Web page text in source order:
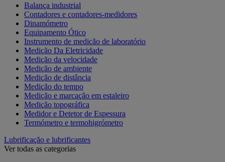
Balança industrial
Contadores e contadores-medidores
Dinamómetro
Equipamento Ótico
Instrumento de medição de laboratório
Medição Da Eletricidade
Medição da velocidade
Medição de ambiente
Medição de distância
Medição do tempo
Medição e marcação em estaleiro
Medição topográfica
Medidor e Detetor de Espessura
Termómetro e termohigrómetro
Lubrificação e lubrificantes
Ver todas as categorias